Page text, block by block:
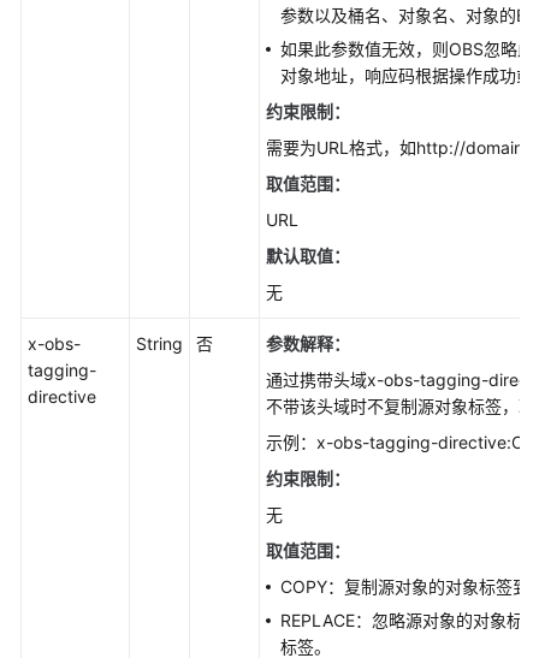
参数以及桶名、对象名、对象的
如果此参数值无效，则OBS忽略
对象地址，响应码根据操作成功
约束限制：
需要为URL格式，如http://
取值范围：
URL
默认取值：
无
x-obs-
tagging-
directive
String 否
参数解释：
通过携带头域x-obs-tagging-
不带该头域时不复制源对象标签，
示例：x-obs-tagging-
约束限制：
无
取值范围：
COPY：复制源对象的对象标签到
REPLACE：忽略源对象的对象标
标签。